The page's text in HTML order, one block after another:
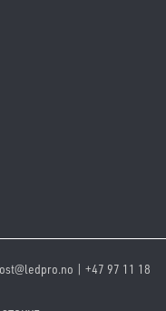
| +47 97 11 18